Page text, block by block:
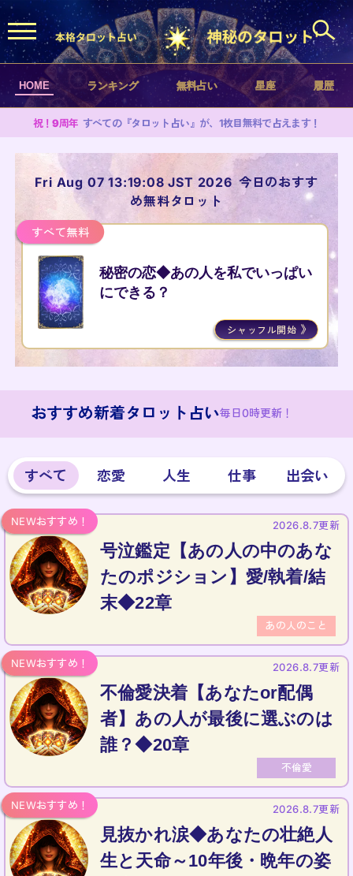
HOME ランキング 無料占い 星座 履歴
祝！9周年 すべての『タロット占い』が、1枚目無料で占えます！
Fri Aug 07 13:19:08 JST 2026 今日のおすす
め無料タロット
秘密の恋◆あの人を私でいっぱい
にできる？
シャッフル開始
すべて無料
おすすめ新着タロット占い毎日0時更新！
すべて 恋愛 人生 仕事 出会い
あの人のこと
2026.8.7更新
号泣鑑定【あの人の中のあな
たのポジション】愛/執着/結
末◆22章
不倫愛
2026.8.7更新
不倫愛決着【あなたor配偶
者】あの人が最後に選ぶのは
誰？◆20章
2026.8.7更新
見抜かれ涙◆あなたの壮絶人
生と天命～10年後・晩年の姿